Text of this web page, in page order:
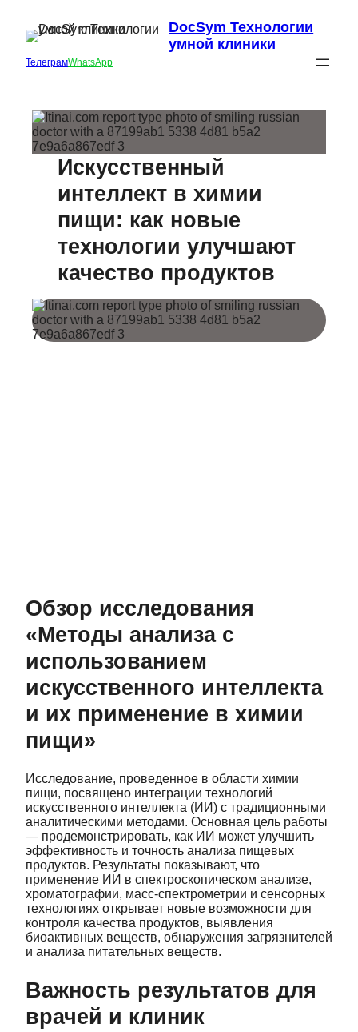
DocSym Технологии
умной клиники
ТелеграмWhatsApp
Искусственный
интеллект в химии
пищи: как новые
технологии улучшают
качество продуктов
Обзор исследования
«Методы анализа с
использованием
искусственного интеллекта
и их применение в химии
пищи»
Исследование, проведенное в области химии
пищи, посвящено интеграции технологий
искусственного интеллекта (ИИ) с традиционными
аналитическими методами. Основная цель работы
— продемонстрировать, как ИИ может улучшить
эффективность и точность анализа пищевых
продуктов. Результаты показывают, что
применение ИИ в спектроскопическом анализе,
хроматографии, масс-спектрометрии и сенсорных
технологиях открывает новые возможности для
контроля качества продуктов, выявления
биоактивных веществ, обнаружения загрязнителей
и анализа питательных веществ.
Важность результатов для
врачей и клиник